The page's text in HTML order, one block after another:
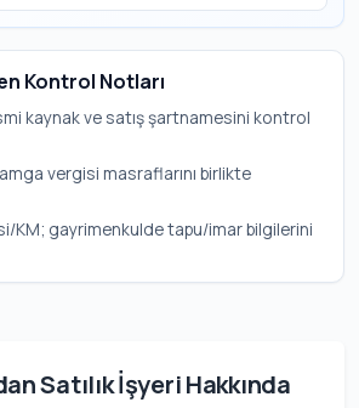
Kontrol Notları
kaynak ve satış şartnamesini kontrol
vergisi masraflarını birlikte
KM; gayrimenkulde tapu/imar bilgilerini
Satılık İşyeri Hakkında